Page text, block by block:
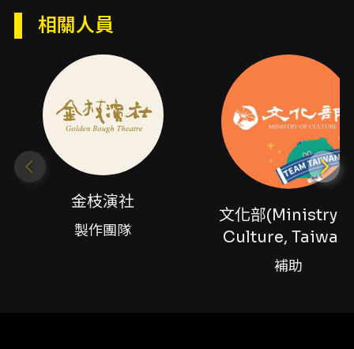
製作團隊金枝演社、補助文化部(Ministry of
Culture, Taiwan)、共同主辦新北市立圖書館淡
水分館、合辦新北市淡水社區大學、總導演施冬
麟、導演告訴她李允中、導演海景前排曾鏵萱、
回憶後座曾鏵萱、導演海景前排王品果、回憶後
座王品果、編劇指導楊書愷、編劇告訴她林若
瑄、編劇海景前排陳亭聿、回憶後座陳亭聿、燈
光技術指導林健平、音響技術指導王俊義、演出
告訴她飾邱惠李筠蓮、演出告訴她飾邱宏鄭米
相關人員
金枝演社
製作團隊
文化部(Ministry
Culture, Taiwan)
補助